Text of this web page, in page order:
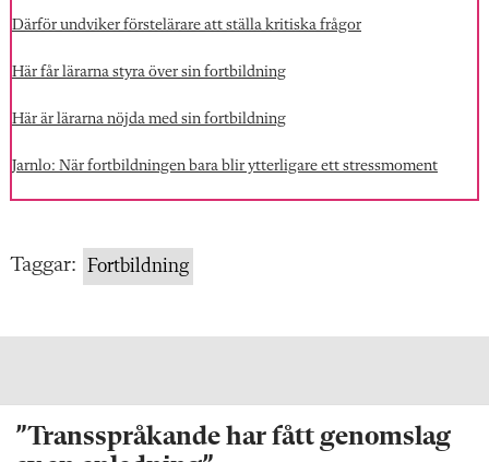
Därför undviker förstelärare att ställa kritiska frågor
Här får lärarna styra över sin fortbildning
Här är lärarna nöjda med sin fortbildning
Jarnlo: När fortbildningen bara blir ytterligare ett stressmoment
Taggar: Fortbildning
”Transspråkande har fått genomslag